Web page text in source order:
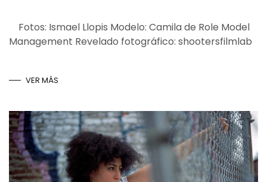
Fotos: Ismael Llopis Modelo: Camila de Role Model
Management Revelado fotográfico: shootersfilmlab
VER MÁS